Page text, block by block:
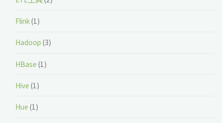
Flink(1)
Hadoop (3)
HBase (1)
Hive (1)
Hue (1)